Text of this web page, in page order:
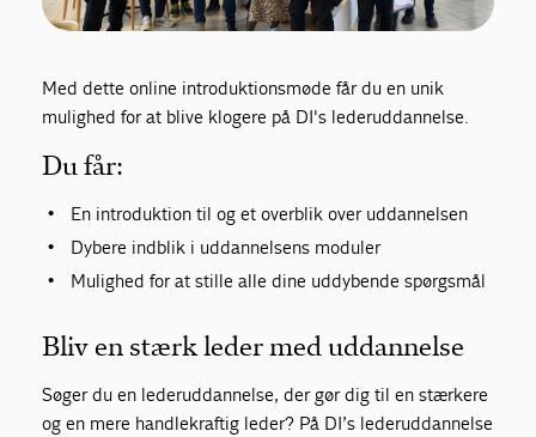
Med dette online introduktionsmøde får du en unik
mulighed for at blive klogere på DI's lederuddannelse.
Du får:
En introduktion til og et overblik over uddannelsen
Dybere indblik i uddannelsens moduler
Mulighed for at stille alle dine uddybende spørgsmål
Bliv en stærk leder med uddannelse
Søger du en lederuddannelse, der gør dig til en stærkere
og en mere handlekraftig leder? På DI’s lederuddannelse